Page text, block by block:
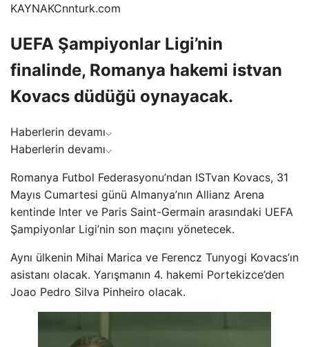
KAYNAKCnnturk.com
UEFA Şampiyonlar Ligi’nin
finalinde, Romanya hakemi istvan
Kovacs düdüğü oynayacak.
Haberlerin devamı
Haberlerin devamı
Romanya Futbol Federasyonu’ndan ISTvan Kovacs, 31
Mayıs Cumartesi günü Almanya’nın Allianz Arena
kentinde Inter ve Paris Saint-Germain arasındaki UEFA
Şampiyonlar Ligi’nin son maçını yönetecek.
Aynı ülkenin Mihai Marica ve Ferencz Tunyogi Kovacs’ın
asistanı olacak. Yarışmanın 4. hakemi Portekizce’den
Joao Pedro Silva Pinheiro olacak.